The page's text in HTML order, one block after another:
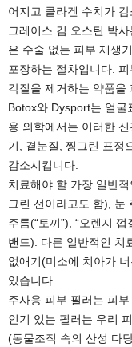
어지고 콜라겐 수치가
그레이스 김 오스틴 박
은 수술 없는 피부 재생
포장하는 절차입니다.
각질을 제거하는 약품을
Botox와 Dysport는 얼굴
용 의학에서는 이러한
기, 곁눈질, 찡그린 표정
감소시킵니다.
치료해야 할 가장 일반
그린 선이라고도 함), 눈
주름(“토끼”), “오렌지
밴드). 다른 일반적인 치
없애기(미소에 치아가
있습니다.
주사용 피부 필러는 피
인기 있는 필러는 우리
(동물조직 속의 산성 다